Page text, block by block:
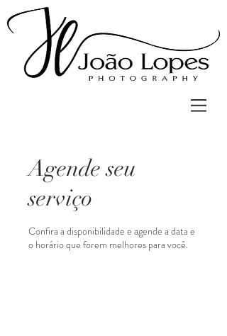
Agende seu
serviço
Confira a disponibilidade e agende a data e
o horário que forem melhores para você.